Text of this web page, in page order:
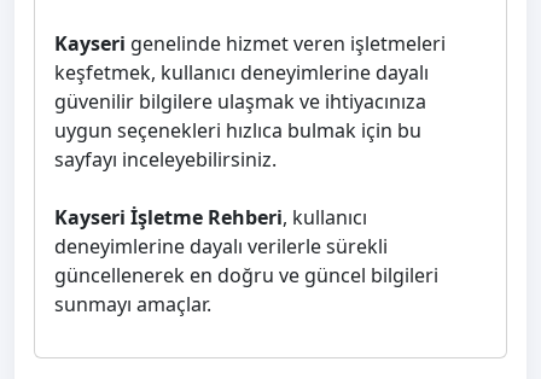
Kayseri genelinde hizmet veren işletmeleri
keşfetmek, kullanıcı deneyimlerine dayalı
güvenilir bilgilere ulaşmak ve ihtiyacınıza
uygun seçenekleri hızlıca bulmak için bu
sayfayı inceleyebilirsiniz.
Kayseri İşletme Rehberi, kullanıcı
deneyimlerine dayalı verilerle sürekli
güncellenerek en doğru ve güncel bilgileri
sunmayı amaçlar.